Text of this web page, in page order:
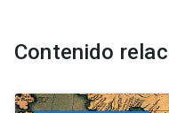
Contenido